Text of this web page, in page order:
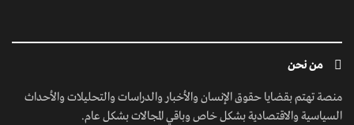
من نحن
منصة تهتم بقضايا حقوق الإنسان والأخبار والدراسات والتحليلات والأحداث
السياسية والاقتصادية بشكل خاص وباقي المجالات بشكل عام.